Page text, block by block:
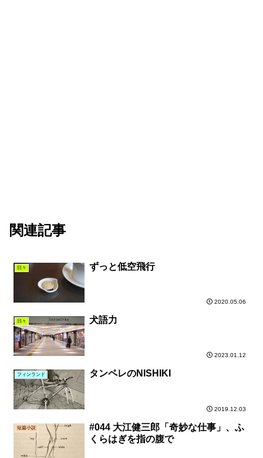
関連記事
日々 ずっと低空飛行
2020.05.06
日々 犬語力
2023.01.12
フィンランド タンペレのNISHIKI
2019.12.03
短篇小説
#044 大江健三郎「奇妙な仕事」、ふ
くらはぎを指の腹で